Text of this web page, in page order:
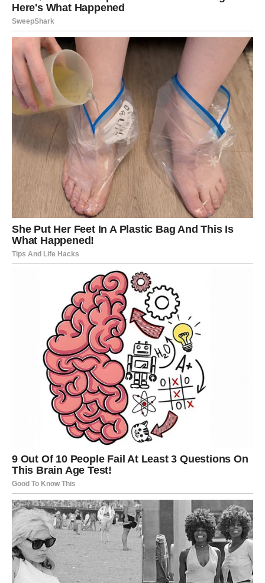
planovi se menjali, a vi ste pokušavali da pronađete
stabilnost u haosu.
Sada dolazi preokret.
Nova era donosi
jasnoću, odlučnost i mentalno
olakšanje. Razgovor, vest ili informacija u narednom
periodu menja sve. Ono što vam je bilo nejasno – postaje
kristalno jasno. Donosite odluku koja vas oslobađa tereta
i vraća vam snagu.
U ljubavi, Blizanac ulazi u fazu iskrenosti – prema
drugima, ali i prema sebi. Prestajete da pristajete na
polovične odnose i nejasne emocije. Ako neko ostane uz
vas sada, ostaje zato što želi – ne zato što mu je zgodno.
Na poslovnom planu, dolazi priznanje, nova ideja ili prilika
koja vas vraća na pravi put. Posle bola – vaša nagrada je
sloboda i uspeh
STRELAC – POVRATAK VERE,
RADOSTI I ŽIVOTNE STRASTI
Strelac je u prethodnom periodu prošao kroz gubitak
vere – ne samo u ljude, već i u životni pravac. Osećali ste
se sputano, ograničeno, kao da ste morali da stojite na
mestu dok je duša želela da ide dalje. Bilo je razočaranja,
odricanja i trenutaka kada ste se pitali da li ste pogrešili.
Ali upravo sada – stvari se okreću.